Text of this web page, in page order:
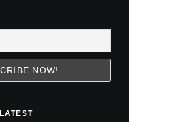
LATEST